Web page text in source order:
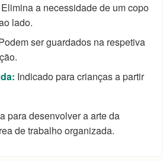
Elimina a necessidade de um copo
lado.
ser guardados na respetiva
Indicado para crianças a partir
para desenvolver a arte da
de trabalho organizada.